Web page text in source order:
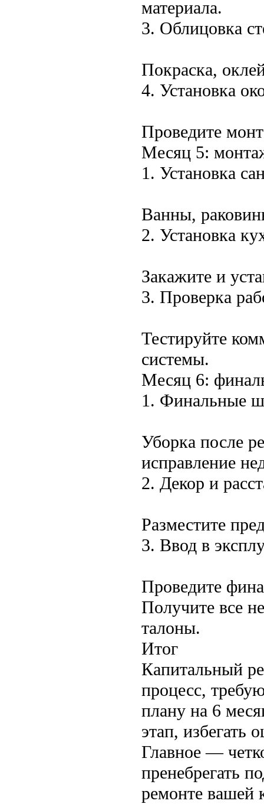
материала.
3. Облицовка
Покраска,
4. Установка
Проведите
Месяц 5:
1. Установка
Ванны,
2. Установка
Закажите и
3. Проверка
Тестируйте
системы.
Месяц 6:
1. Финальные
Уборка после
исправление
2. Декор и
Разместите
3. Ввод в
Проведите
Получите все
талоны.
Итог
Капитальный
процесс,
плану на 6
этап, избегать
Главное —
пренебрегать
ремонте вашей